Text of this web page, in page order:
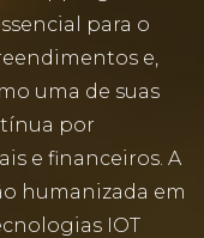
para o
e,
uma de suas
por
e financeiros. A
humanizada em
IOT